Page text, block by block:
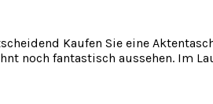
Kaufen Sie eine
noch fantastisch aussehen. Im